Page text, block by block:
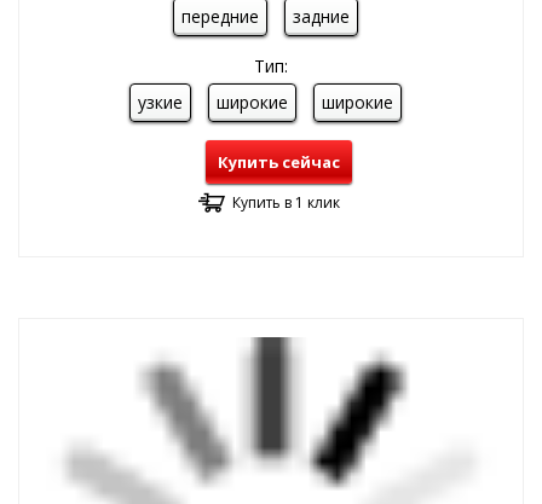
передние
задние
Тип:
узкие
широкие широкие
Купить сейчас
Купить в 1 клик